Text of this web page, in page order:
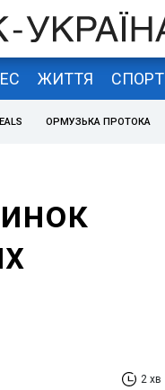
ЖИТТЯ СПОРТ
ОРМУЗЬКА ПРОТОКА
2 хв